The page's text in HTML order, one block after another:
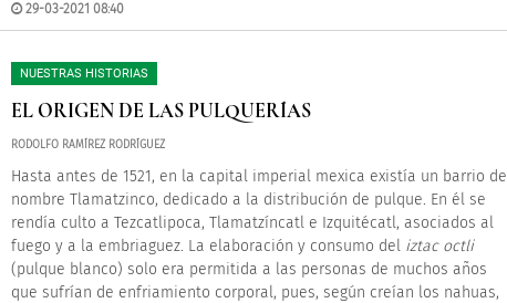
29-03-2021 08:40
NUESTRAS HISTORIAS
EL ORIGEN DE LAS PULQUERÍAS
RODOLFO RAMÍREZ RODRÍGUEZ
Hasta antes de 1521, en la capital imperial mexica existía un barrio de
nombre Tlamatzinco, dedicado a la distribución de pulque. En él se
rendía culto a Tezcatlipoca, Tlamatzíncatl e Izquitécatl, asociados al
fuego y a la embriaguez. La elaboración y consumo del iztac octli
(pulque blanco) solo era permitida a las personas de muchos años
que sufrían de enfriamiento corporal, pues, según creían los nahuas,